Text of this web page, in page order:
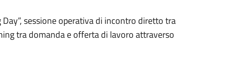
sessione operativa di incontro diretto tra
tra domanda e offerta di lavoro attraverso